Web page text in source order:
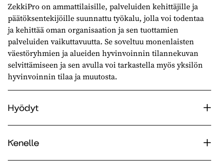
ZekkiPro on ammattilaisille, palveluiden kehittäjille ja
päätöksentekijöille suunnattu työkalu, jolla voi todentaa
ja kehittää oman organisaation ja sen tuottamien
palveluiden vaikuttavuutta. Se soveltuu monenlaisten
väestöryhmien ja alueiden hyvinvoinnin tilannekuvan
selvittämiseen ja sen avulla voi tarkastella myös yksilön
hyvinvoinnin tilaa ja muutosta.
Hyödyt
Kenelle